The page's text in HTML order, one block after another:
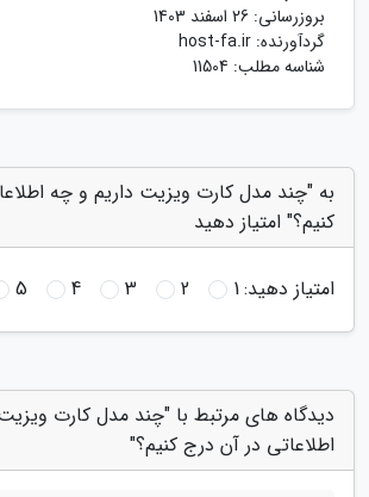
بروزرسانی: 26 اسفند 1403
گردآورنده: host-fa.ir
شناسه مطلب: 11504
به "چند مدل کارت ویزیت داریم و چه
کنیم؟" امتیاز دهید
امتیاز دهید:1
2
3
4
5
دیدگاه های مرتبط با "چند مدل کارت
اطلاعاتی در آن درج کنیم؟"